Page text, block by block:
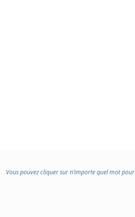
Vous pouvez cliquer sur n’importe quel mot